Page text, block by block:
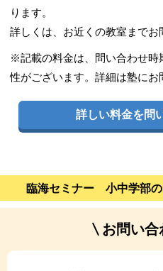
ります。
詳しくは、お近くの教室までお
※記載の料金は、問い合わせ時
性がございます。詳細は塾にお
詳しい料金を問
臨海セミナー 小中学部の
お問い合